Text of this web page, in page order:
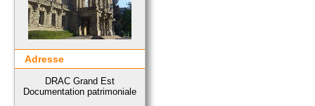
Adresse
DRAC Grand Est
Documentation patrimoniale